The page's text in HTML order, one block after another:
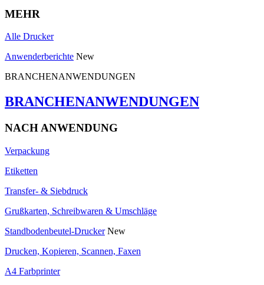
MEHR
Alle Drucker
Anwenderberichte New
BRANCHENANWENDUNGEN
BRANCHENANWENDUNGEN
NACH ANWENDUNG
Verpackung
Etiketten
Transfer- & Siebdruck
Grußkarten, Schreibwaren & Umschläge
Standbodenbeutel-Drucker New
Drucken, Kopieren, Scannen, Faxen
A4 Farbprinter